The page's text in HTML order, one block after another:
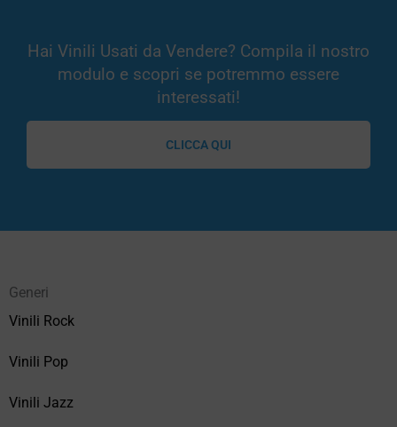
Hai Vinili Usati da Vendere? Compila il nostro
modulo e scopri se potremmo essere
interessati!
CLICCA QUI
Generi
Vinili Rock
Vinili Pop
Vinili Jazz